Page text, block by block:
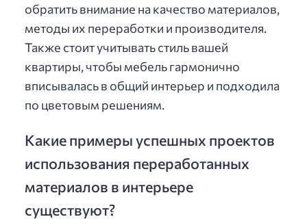
обратить внимание на качество материалов,
методы их переработки и производителя.
Также стоит учитывать стиль вашей
квартиры, чтобы мебель гармонично
вписывалась в общий интерьер и подходила
по цветовым решениям.
Какие примеры успешных проектов
использования переработанных
материалов в интерьере
существуют?